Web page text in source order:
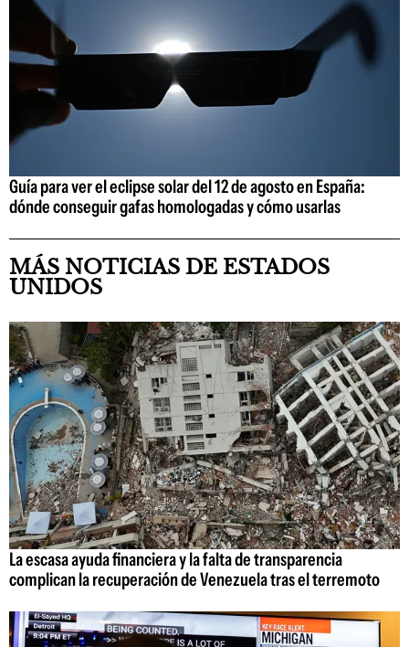
Guía para ver el eclipse solar del 12 de agosto en España:
dónde conseguir gafas homologadas y cómo usarlas
MÁS NOTICIAS DE ESTADOS
UNIDOS
La escasa ayuda financiera y la falta de transparencia
complican la recuperación de Venezuela tras el terremoto